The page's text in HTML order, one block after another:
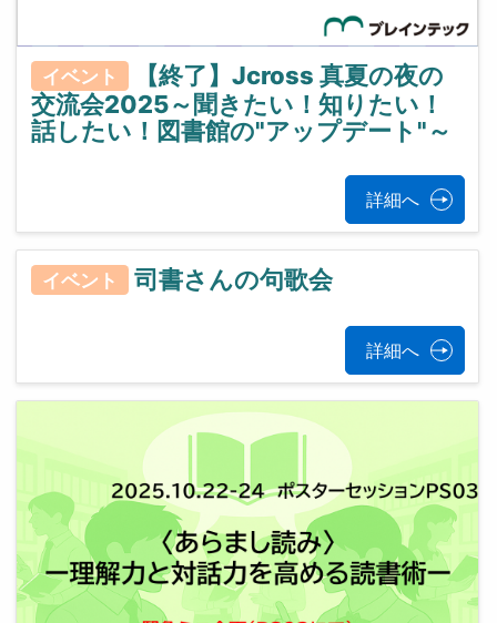
イベント
【終了】Jcross 真夏の夜の
交流会2025～聞きたい！知りたい！
話したい！図書館の"アップデート"～
詳細へ
イベント 司書さんの句歌会
詳細へ